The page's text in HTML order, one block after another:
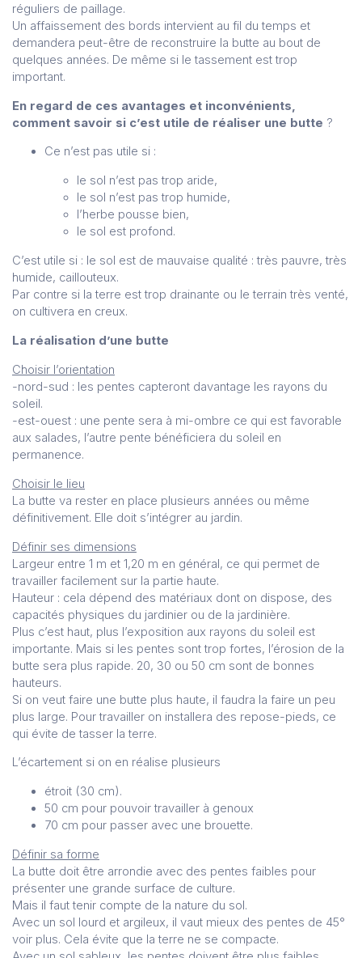
réguliers de paillage.
Un affaissement des bords intervient au fil du temps et
demandera peut-être de reconstruire la butte au bout de
quelques années. De même si le tassement est trop
important.
En regard de ces avantages et inconvénients,
comment savoir si c’est utile de réaliser une butte ?
Ce n’est pas utile si :
le sol n’est pas trop aride,
le sol n’est pas trop humide,
l’herbe pousse bien,
le sol est profond.
C’est utile si : le sol est de mauvaise qualité : très pauvre, très
humide, caillouteux.
Par contre si la terre est trop drainante ou le terrain très venté,
on cultivera en creux.
La réalisation d’une butte
Choisir l’orientation
-nord-sud : les pentes capteront davantage les rayons du
soleil.
-est-ouest : une pente sera à mi-ombre ce qui est favorable
aux salades, l’autre pente bénéficiera du soleil en
permanence.
Choisir le lieu
La butte va rester en place plusieurs années ou même
définitivement. Elle doit s’intégrer au jardin.
Définir ses dimensions
Largeur entre 1 m et 1,20 m en général, ce qui permet de
travailler facilement sur la partie haute.
Hauteur : cela dépend des matériaux dont on dispose, des
capacités physiques du jardinier ou de la jardinière.
Plus c’est haut, plus l’exposition aux rayons du soleil est
importante. Mais si les pentes sont trop fortes, l’érosion de la
butte sera plus rapide. 20, 30 ou 50 cm sont de bonnes
hauteurs.
Si on veut faire une butte plus haute, il faudra la faire un peu
plus large. Pour travailler on installera des repose-pieds, ce
qui évite de tasser la terre.
L’écartement si on en réalise plusieurs
étroit (30 cm).
50 cm pour pouvoir travailler à genoux
70 cm pour passer avec une brouette.
Définir sa forme
La butte doit être arrondie avec des pentes faibles pour
présenter une grande surface de culture.
Mais il faut tenir compte de la nature du sol.
Avec un sol lourd et argileux, il vaut mieux des pentes de 45°
voir plus. Cela évite que la terre ne se compacte.